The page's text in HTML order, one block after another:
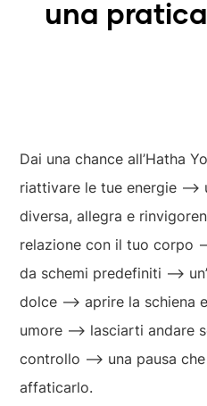
una
Dai una chance all’Hatha
riattivare le tue energie ⟶
diversa, allegra e
relazione con il tuo corpo
da schemi predefiniti ⟶
dolce ⟶ aprire la schiena
umore ⟶ lasciarti andare
controllo ⟶ una pausa
affaticarlo.